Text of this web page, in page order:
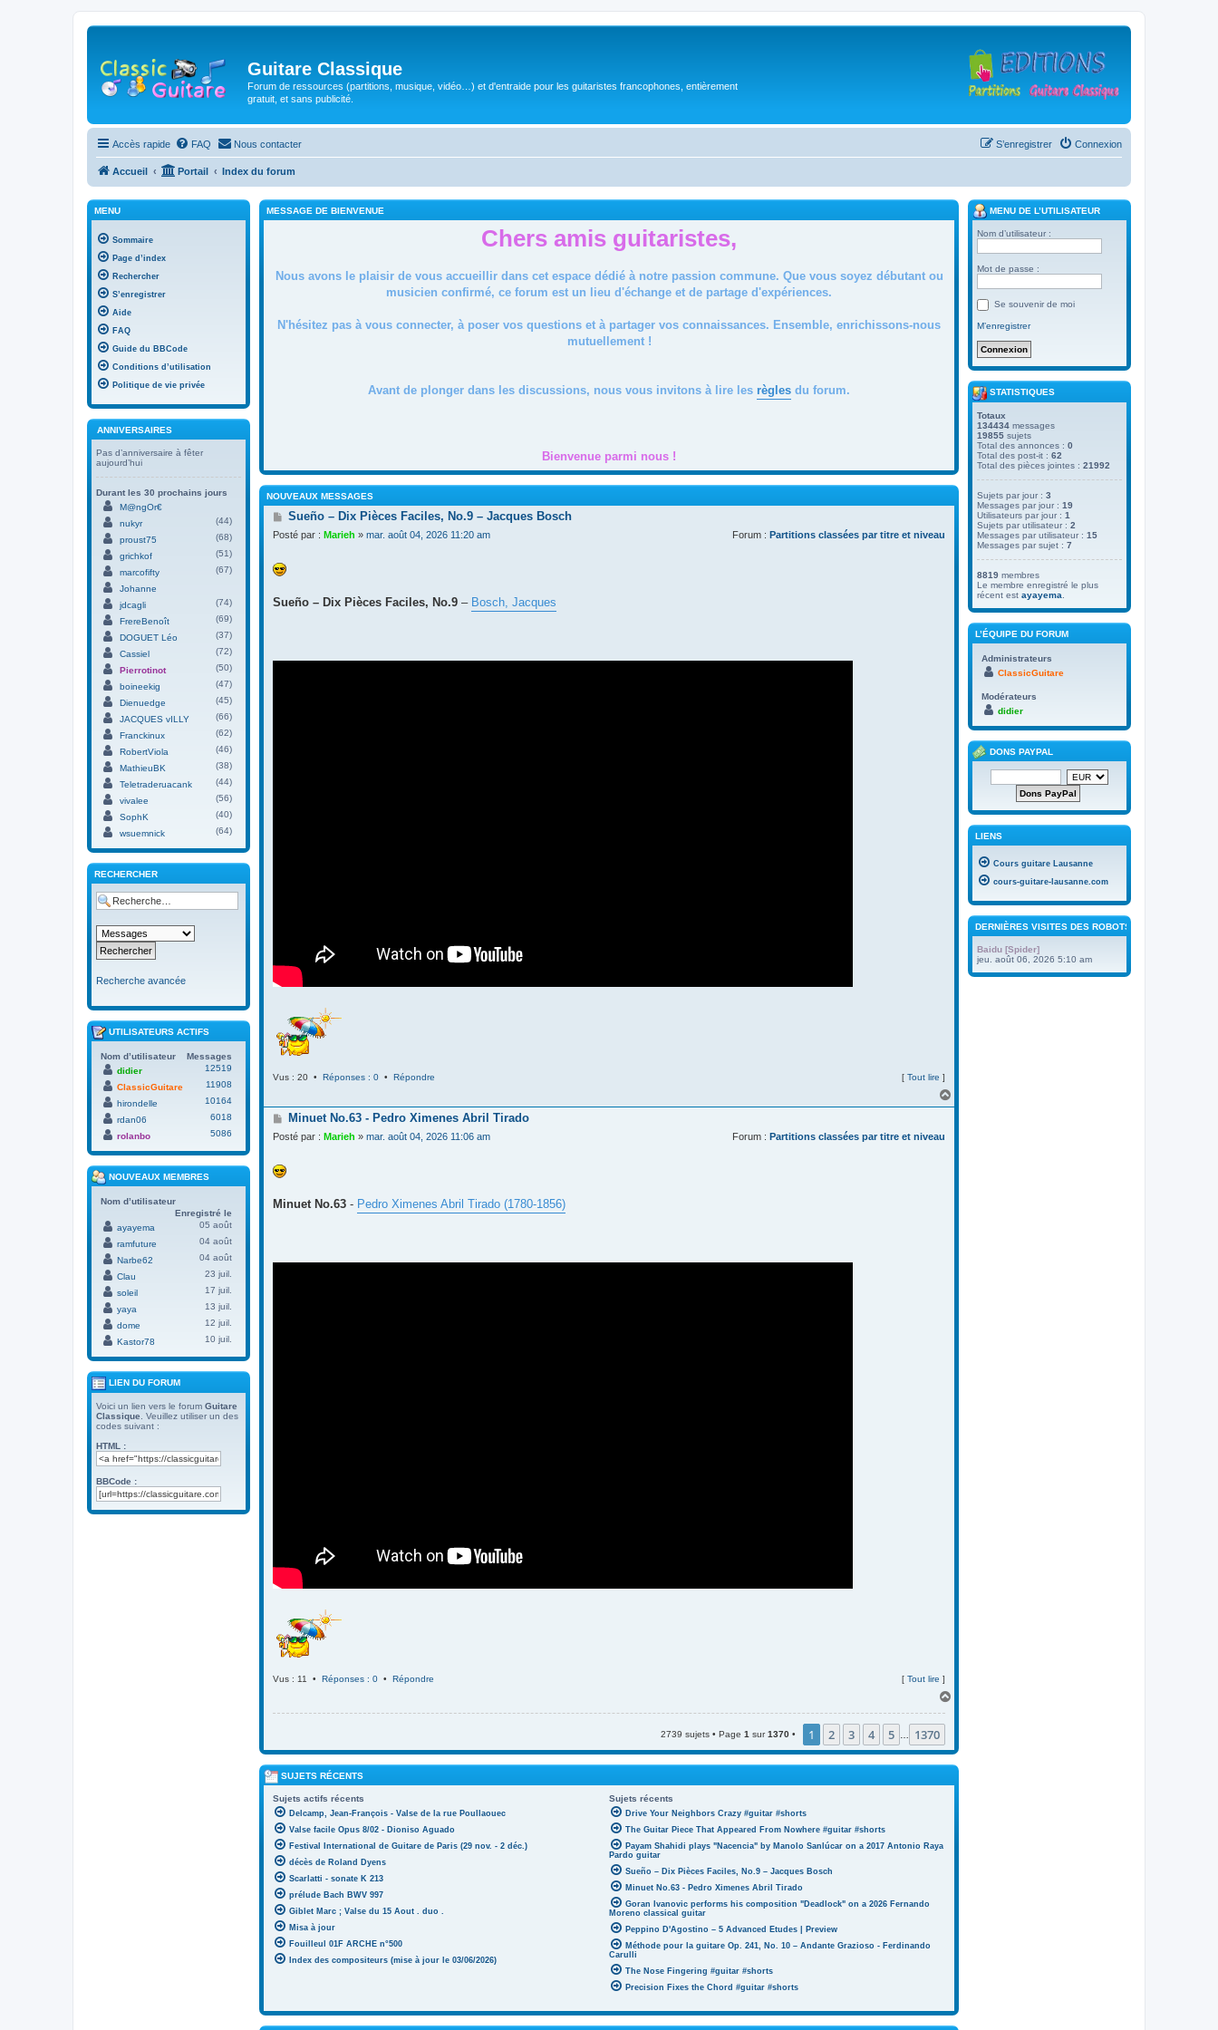
Guitare Classique
Forum de ressources (partitions, musique, vidéo…) et d'entraide pour les guitaristes francophones, entièrement
gratuit, et sans publicité.
Accès rapide FAQ Nous contacter Connexion
S’enregistrer
Accueil Portail Index du forum
MESSAGE DE BIENVENUE
Chers amis guitaristes,
Nous avons le plaisir de vous accueillir dans cet espace dédié à notre passion commune. Que vous soyez débutant ou
musicien confirmé, ce forum est un lieu d'échange et de partage d'expériences.
N'hésitez pas à vous connecter, à poser vos questions et à partager vos connaissances. Ensemble, enrichissons-nous
mutuellement !
Avant de plonger dans les discussions, nous vous invitons à lire les règles du forum.
Bienvenue parmi nous !
NOUVEAUX MESSAGES
M
s
a
g
Sueño – Dix Pièces Faciles, No.9 – Jacques Bosch
Posté par : Marieh » mar. août 04, 2026 11:20 am Forum : Partitions classées par titre et niveau
Sueño – Dix Pièces Faciles, No.9 – Bosch, Jacques
Vus : 20 • Réponses : 0 • Répondre [ Tout lire ]
a
M
s
a
g
Minuet No.63 - Pedro Ximenes Abril Tirado
Posté par : Marieh » mar. août 04, 2026 11:06 am Forum : Partitions classées par titre et niveau
Minuet No.63 - Pedro Ximenes Abril Tirado (1780-1856)
Vus : 11 • Réponses : 0 • Répondre [ Tout lire ]
2739 sujets • Page 1 sur1370 • 1 2 3 4 5 1370
SUJETS RÉCENTS
Sujets actifs récents Sujets récents
Delcamp, Jean-François - Valse de la rue Poullaouec
Valse facile Opus 8/02 - Dioniso Aguado
Festival International de Guitare de Paris (29 nov. - 2 déc.)
décès de Roland Dyens
Scarlatti - sonate K 213
prélude Bach BWV 997
Giblet Marc ; Valse du 15 Aout . duo .
Misa à jour
Fouilleul 01F ARCHE n°500
Index des compositeurs (mise à jour le 03/06/2026)
Drive Your Neighbors Crazy #guitar #shorts
The Guitar Piece That Appeared From Nowhere #guitar #shorts
Payam Shahidi plays "Nacencia" by Manolo Sanlúcar on a 2017 Antonio Raya
Pardo guitar
Sueño – Dix Pièces Faciles, No.9 – Jacques Bosch
Minuet No.63 - Pedro Ximenes Abril Tirado
Goran Ivanovic performs his composition "Deadlock" on a 2026 Fernando
Moreno classical guitar
Peppino D'Agostino – 5 Advanced Etudes | Preview
Méthode pour la guitare Op. 241, No. 10 – Andante Grazioso - Ferdinando
Carulli
The Nose Fingering #guitar #shorts
Precision Fixes the Chord #guitar #shorts
MENU
Sommaire
Page d’index
Rechercher
S’enregistrer
Aide
FAQ
Guide du BBCode
Conditions d’utilisation
Politique de vie privée
ANNIVERSAIRES
Pas d’anniversaire à fêter
aujourd’hui
Durant les 30 prochains jours
M@ngOr€
nukyr
(44)
proust75
(68)
grichkof
(51)
marcofifty
(67)
Johanne
jdcagli
(74)
FrereBenoît
(69)
DOGUET Léo
(37)
Cassiel
(72)
Pierrotinot
(50)
boineekig
(47)
Dienuedge
(45)
JACQUES vILLY
(66)
Franckinux
(62)
RobertViola
(46)
MathieuBK
(38)
Teletraderuacank
(44)
vivalee
(56)
SophK
(40)
wsuemnick
(64)
RECHERCHER
Recherche avancée
UTILISATEURS ACTIFS
Nom d’utilisateur
Messages
didier
12519
ClassicGuitare
11908
hirondelle
10164
rdan06
6018
rolanbo
5086
NOUVEAUX MEMBRES
Nom d’utilisateur
Enregistré le
ayayema
05 août
ramfuture
04 août
Narbe62
04 août
Clau
23 juil.
soleil
17 juil.
yaya
13 juil.
dome
12 juil.
Kastor78
10 juil.
LIEN DU FORUM
Voici un lien vers le forum Guitare
Classique . Veuillez utiliser un des
codes suivant :
HTML :
BBCode :
MENU DE L’UTILISATEUR
Nom d’utilisateur :
Mot de passe :
Se souvenir de moi
M’enregistrer
STATISTIQUES
Totaux
134434 messages
19855 sujets
Total des annonces : 0
Total des post-it : 62
Total des pièces jointes : 21992
Sujets par jour : 3
Messages par jour : 19
Utilisateurs par jour : 1
Sujets par utilisateur : 2
Messages par utilisateur : 15
Messages par sujet : 7
8819 membres
Le membre enregistré le plus
récent est ayayema
L’ÉQUIPE DU FORUM
Administrateurs
ClassicGuitare
Modérateurs
didier
DONS PAYPAL
LIENS
Cours guitare Lausanne
cours-guitare-lausanne.com
DERNIÈRES VISITES DES ROBOTS
Baidu [Spider]
jeu. août 06, 2026 5:10 am